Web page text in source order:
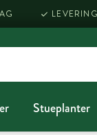
Stueplanter